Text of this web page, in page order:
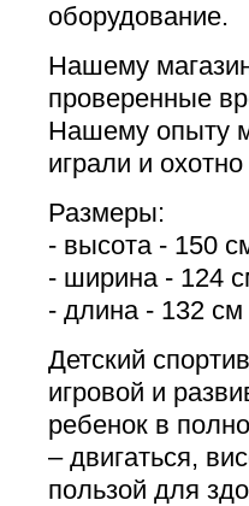
оборудование.
Нашему
проверенные
Нашему опыту
играли и
Размеры:
- высота - 150
- ширина - 124
- длина - 132 см
Детский
игровой и
ребенок в
– двигаться,
пользой для